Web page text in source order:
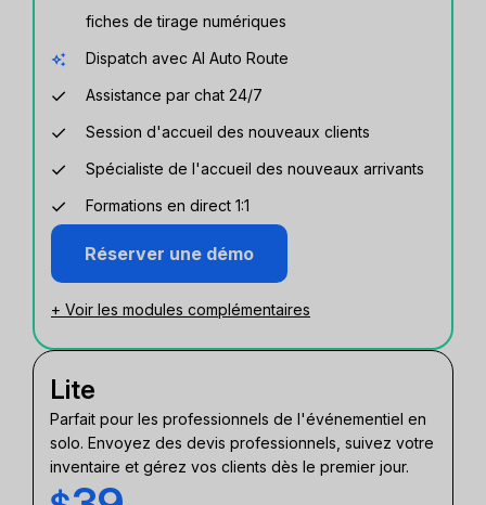
Lite
Parfait pour les professionnels de l'événementiel en
solo. Envoyez des devis professionnels, suivez votre
inventaire et gérez vos clients dès le premier jour.
fiches de tirage numériques
Dispatch avec AI Auto Route
Assistance par chat 24/7
Session d'accueil des nouveaux clients
Spécialiste de l'accueil des nouveaux arrivants
Formations en direct 1:1
Réserver une démo
+ Voir les modules complémentaires